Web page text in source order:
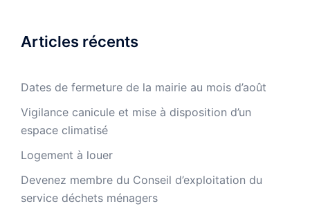
Articles récents
Dates de fermeture de la mairie au mois d’août
Vigilance canicule et mise à disposition d’un
espace climatisé
Logement à louer
Devenez membre du Conseil d’exploitation du
service déchets ménagers